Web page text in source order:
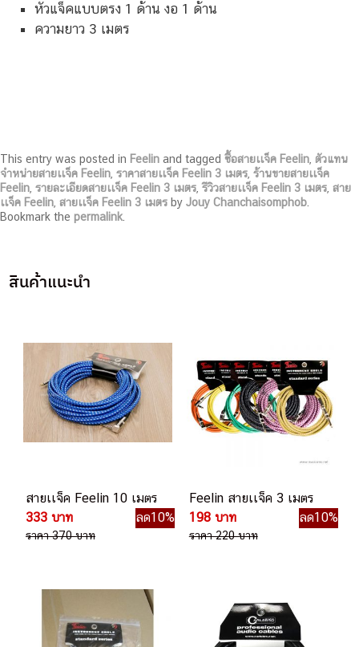
หัวแจ็คแบบตรง 1 ด้าน งอ 1 ด้าน
ความยาว 3 เมตร
This entry was posted in Feelin and tagged ซื้อสายเเจ็ค Feelin ตัวแทน
จำหน่ายสายเเจ็ค Feelin ราคาสายเเจ็ค Feelin 3 เมตร ร้านขายสายเเจ็ค
Feelin รายละเอียดสายเเจ็ค Feelin 3 เมตร ,รีวิวสายเเจ็ค Feelin 3 เมตร สาย
เเจ็ค Feelin สายเเจ็ค Feelin 3 เมตร by Jouy Chanchaisomphob
Bookmark the permalink
สินค้าแนะนำ
สายเเจ็ค Feelin 10 เมตร
333 บาท
ลด10%
ราคา 370 บาท
Feelin สายเเจ็ค 3 เมตร
198 บาท
ลด10%
ราคา 220 บาท